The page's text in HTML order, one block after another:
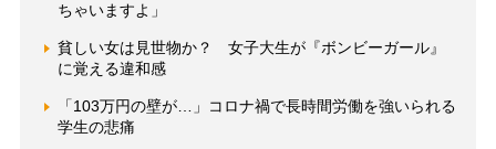
ちゃいますよ」
貧しい女は見世物か？ 女子大生が『ボンビーガール』
に覚える違和感
「103万円の壁が…」コロナ禍で長時間労働を強いられる
学生の悲痛